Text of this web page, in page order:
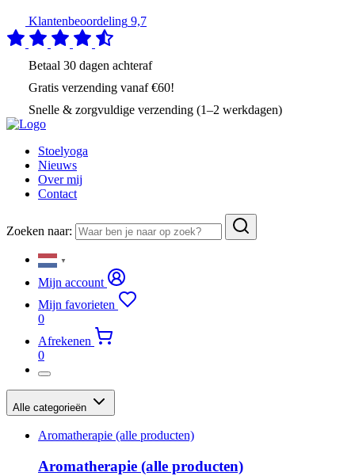
Klantenbeoordeling 9,7
Betaal 30 dagen achteraf
Gratis verzending vanaf €60!
Snelle & zorgvuldige verzending (1–2 werkdagen)
Stoelyoga
Nieuws
Over mij
Contact
Zoeken naar:
▼
Mijn account
Mijn favorieten
0
Afrekenen
0
Alle categorieën
Aromatherapie (alle producten)
Aromatherapie (alle producten)